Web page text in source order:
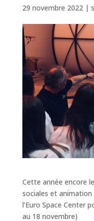
29 novembre 2022|
Cette année encore
sociales et animation
l’Euro Space Center
au 18 novembre)